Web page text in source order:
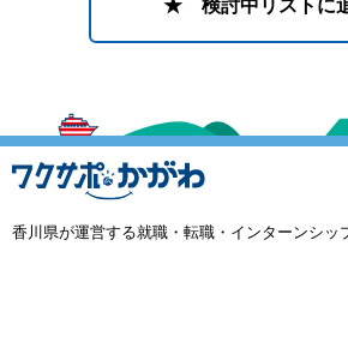
★ 検討中リストに
香川県が運営する就職・転職・インターンシッ